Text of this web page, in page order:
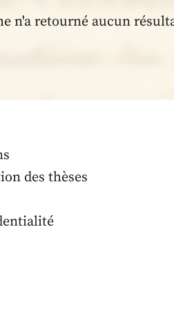
n'a retourné aucun
des thèses